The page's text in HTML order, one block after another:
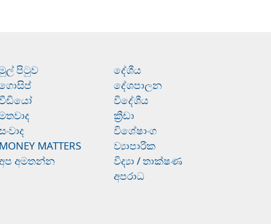
පිටුව
MATTERS
අමතන්න
දේශීය
දේශපාලන
විදේශීය
ක්‍රීඩා
විශේෂාංග
ව්‍යාපාරික
විද්‍යා / තාක්ෂණ
අපරාධ